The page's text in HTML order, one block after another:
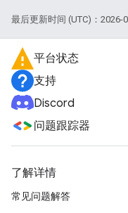
最后更新时间 (UTC)：2026-
平台状态
支持
Discord
问题跟踪器
了解详情
常见问题解答